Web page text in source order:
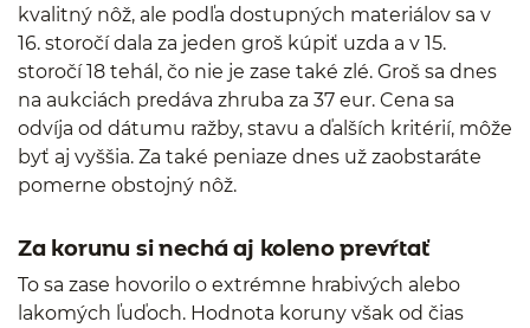
kvalitný nôž, ale podľa dostupných materiálov sa v
16. storočí dala za jeden groš kúpiť uzda a v 15.
storočí 18 tehál, čo nie je zase také zlé. Groš sa dnes
na aukciách predáva zhruba za 37 eur. Cena sa
odvíja od dátumu ražby, stavu a ďalších kritérií, môže
byť aj vyššia. Za také peniaze dnes už zaobstaráte
pomerne obstojný nôž.
Za korunu si nechá aj koleno prevŕtať
To sa zase hovorilo o extrémne hrabivých alebo
lakomých ľuďoch. Hodnota koruny však od čias